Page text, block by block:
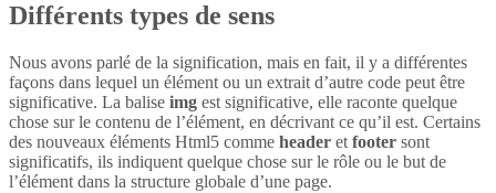
Différents types de sens
Nous avons parlé de la signification, mais en fait, il y a différentes
façons dans lequel un élément ou un extrait d’autre code peut être
significative. La balise img est significative, elle raconte quelque
chose sur le contenu de l’élément, en décrivant ce qu’il est. Certains
des nouveaux éléments Html5 comme header et footer sont
significatifs, ils indiquent quelque chose sur le rôle ou le but de
l’élément dans la structure globale d’une page.